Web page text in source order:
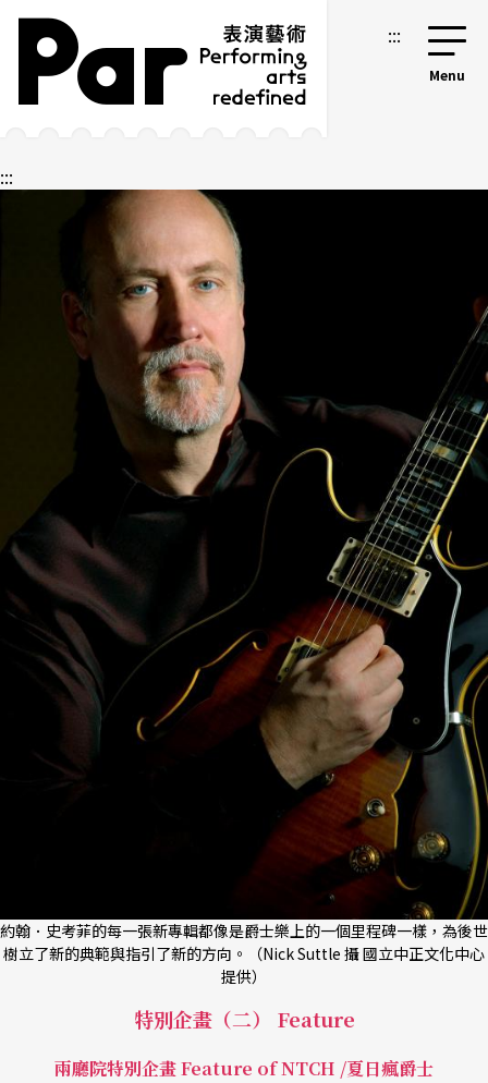
跳到主要內容區塊
網站導覽 :::
:::
約翰．史考菲的每一張新專輯都像是爵士樂上的一個里程碑一樣，為後世
樹立了新的典範與指引了新的方向。（Nick Suttle 攝 國立中正文化中心
提供）
特別企畫（二） Feature
兩廳院特別企畫 Feature of NTCH /夏日瘋爵士